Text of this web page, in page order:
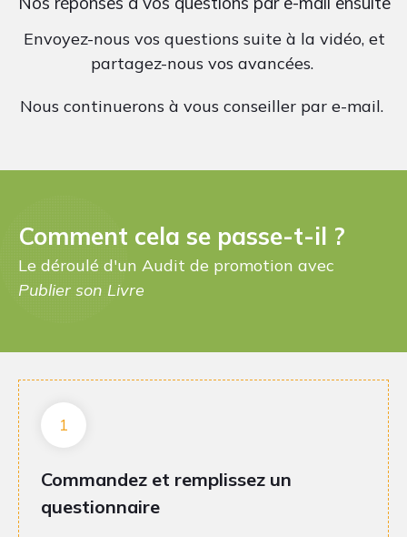
Envoyez-nous vos questions suite à la vidéo, et
partagez-nous vos avancées.
Nous continuerons à vous conseiller par e-mail.
Comment cela se passe-t-il ?
Le déroulé d'un Audit de promotion avec
Publier son Livre
1
Commandez et remplissez un
questionnaire